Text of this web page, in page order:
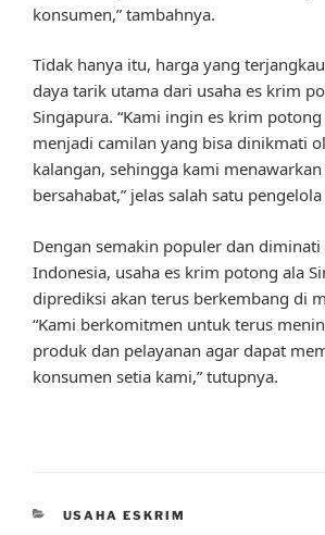
konsumen,” tambahnya.
Tidak hanya itu, harga yang
daya tarik utama dari usaha es krim
Singapura. “Kami ingin es krim
menjadi camilan yang bisa dinikmati
kalangan, sehingga kami
bersahabat,” jelas salah satu
Dengan semakin populer dan
Indonesia, usaha es krim potong ala
diprediksi akan terus berkembang di
“Kami berkomitmen untuk terus
produk dan pelayanan agar dapat
konsumen setia kami,” tutupnya.
CATEGORIES
USAHA ESKRIM